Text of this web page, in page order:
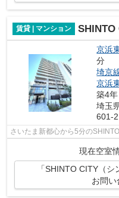
賃貸 | マンション SHINTO
京浜
分
埼京
京浜
築4年
埼玉
601-2
さいたま新都心から5分の
現在空室
「SHINTO CITY（
お問い